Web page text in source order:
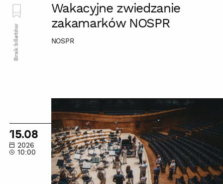
Wakacyjne zwiedzanie
zakamarków NOSPR
NOSPR
Brak biletów
zwiedzanie
zakamarków
NOSPR
15.08
2026
10:00